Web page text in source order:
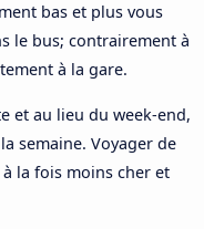
bas et plus vous
le bus; contrairement à
à la gare.
et au lieu du week-end,
semaine. Voyager de
la fois moins cher et